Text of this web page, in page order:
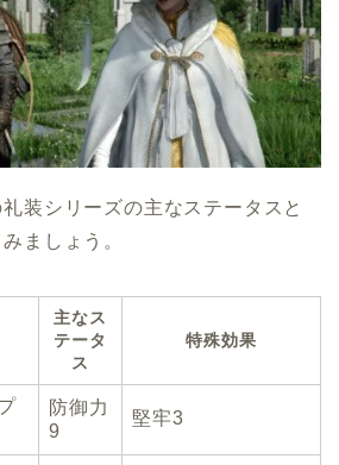
装シリーズの主なステータスと
ましょう。
主なス
テータ
ス
特殊効果
防御力
9
堅牢3